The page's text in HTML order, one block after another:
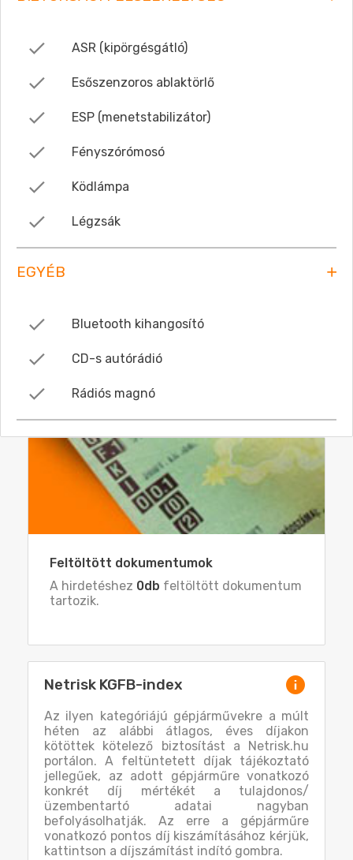
ASR (kipörgésgátló)
Esőszenzoros ablaktörlő
ESP (menetstabilizátor)
Fényszórómosó
Ködlámpa
Légzsák
EGYÉB
Bluetooth kihangosító
CD-s autórádió
Rádiós magnó
Feltöltött dokumentumok
A hirdetéshez 0db feltöltött dokumentum
tartozik.
Netrisk KGFB-index
Az ilyen kategóriájú gépjárművekre a múlt
héten az alábbi átlagos, éves díjakon
kötöttek kötelező biztosítást a Netrisk.hu
portálon. A feltüntetett díjak tájékoztató
jellegűek, az adott gépjárműre vonatkozó
konkrét díj mértékét a tulajdonos/
üzembentartó adatai nagyban
befolyásolhatják. Az erre a gépjárműre
vonatkozó pontos díj kiszámításához kérjük,
kattintson a díjszámítást indító gombra.